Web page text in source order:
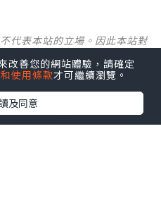
代表本站的立場。因此本站對
群創作有價企劃》
善您的網站體驗，請確定
使用條款才可繼續瀏覽。
及同意